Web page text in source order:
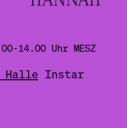
14.00 Uhr MESZ
Halle Instar